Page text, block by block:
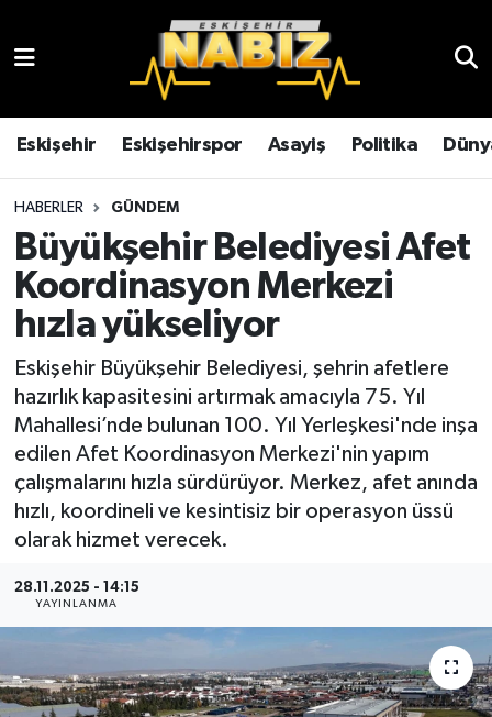
Eskişehir Eskişehirspor Asayiş Politika
HABERLER GÜNDEM
Büyükşehir Belediyesi Afet
Koordinasyon Merkezi
hızla yükseliyor
Eskişehir Büyükşehir Belediyesi, şehrin afetlere
hazırlık kapasitesini artırmak amacıyla 75. Yıl
Mahallesi’nde bulunan 100. Yıl Yerleşkesi'nde inşa
edilen Afet Koordinasyon Merkezi'nin yapım
çalışmalarını hızla sürdürüyor. Merkez, afet anında
hızlı, koordineli ve kesintisiz bir operasyon üssü
olarak hizmet verecek.
28.11.2025 - 14:15
YAYINLANMA
Çevre
Eğitim
Ekonomi
Eskişehir
Eskişehirspor
Genel
Gündem
Kültür Sanat
Magazin
Politika
Eskişehir Hava Durumu
Eskişehir Trafik Yoğunluk Haritası
TFF 3.Lig 4.Grup Puan Durumu ve Fikstür
Tüm Manşetler
Son Dakika Haberleri
Haber Arşivi